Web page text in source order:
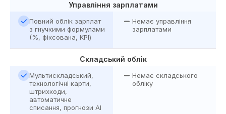
Управління зарплатами
Повний облік зарплат
з гнучкими формулами
(%, фіксована, KPI)
Немає управління
зарплатами
Складський облік
Мультискладський,
технологічні карти,
штрихкоди,
автоматичне
списання, прогнози AI
Немає складського
обліку